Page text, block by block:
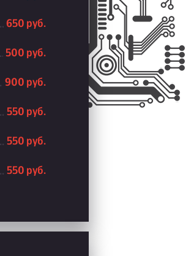
650 руб.
500 руб.
900 руб.
550 руб.
550 руб.
550 руб.